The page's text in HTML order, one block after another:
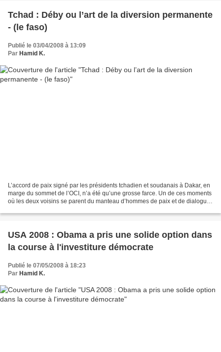
Tchad : Déby ou l’art de la diversion permanente
- (le faso)
Publié le 03/04/2008 à 13:09
Par Hamid K.
L’accord de paix signé par les présidents tchadien et soudanais à Dakar, en
marge du sommet de l’OCI, n’a été qu’une grosse farce. Un de ces moments
où les deux voisins se parent du manteau d’hommes de paix et de dialogue
USA 2008 : Obama a pris une solide option dans
la course à l'investiture démocrate
Publié le 07/05/2008 à 18:23
Par Hamid K.